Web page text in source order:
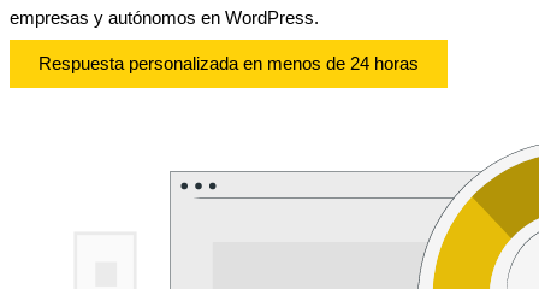
empresas y autónomos en WordPress.
Respuesta personalizada en menos de 24 horas